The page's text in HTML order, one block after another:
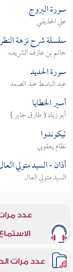
سورة البروج
علي الحذيفي
سلسلة شرح نزهة
حاتم بن عارف الشريف
سورة الحديد
عبد الباسط عبد الصمد
أسير الخطايا
أبو زياد ( طارق جابر )
تيكوندوا
نظام يعقوبي
أذان - السيد متولي
السيد متولي العال
عدد
عدد مرات